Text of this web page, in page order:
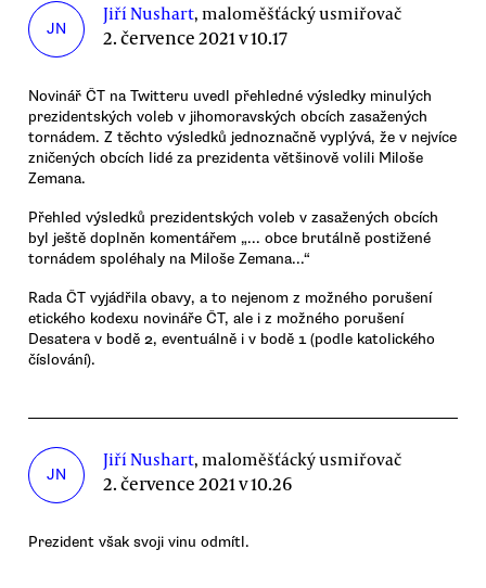
JN
Jiří Nushart, maloměšťácký usmiřovač
2. července 2021 v 10.17
Novinář ČT na Twitteru uvedl přehledné výsledky minulých
prezidentských voleb v jihomoravských obcích zasažených
tornádem. Z těchto výsledků jednoznačně vyplývá, že v nejvíce
zničených obcích lidé za prezidenta většinově volili Miloše
Zemana.
Přehled výsledků prezidentských voleb v zasažených obcích
byl ještě doplněn komentářem „... obce brutálně postižené
tornádem spoléhaly na Miloše Zemana...“
Rada ČT vyjádřila obavy, a to nejenom z možného porušení
etického kodexu novináře ČT, ale i z možného porušení
Desatera v bodě 2, eventuálně i v bodě 1 (podle katolického
číslování).
JN
Jiří Nushart, maloměšťácký usmiřovač
2. července 2021 v 10.26
Prezident však svoji vinu odmítl.